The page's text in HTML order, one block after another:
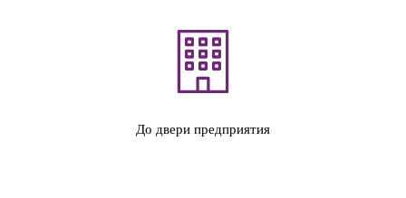
До двери предприятия